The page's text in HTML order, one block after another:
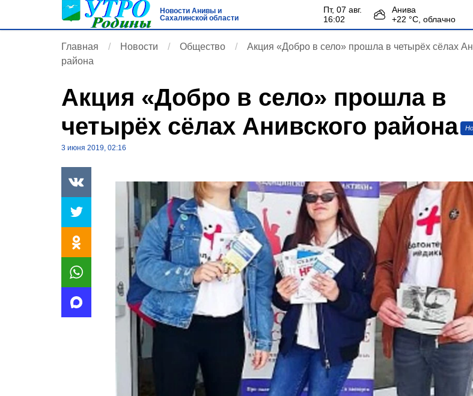
Новости Анивы и
Сахалинской области
пт, 07 авг.
16:02
Анива
+22 °С, облачно
Главная Новости Общество
Акция «Добро в село» прошла в четырёх сёлах
района
Акция «Добро в село» прошла в
четырёх сёлах Анивского района
3 июня 2019, 02:16